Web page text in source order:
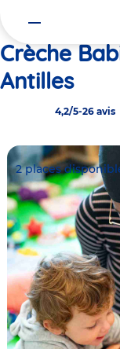
Crèche
Antilles
4,2/5-26 avis
2 places